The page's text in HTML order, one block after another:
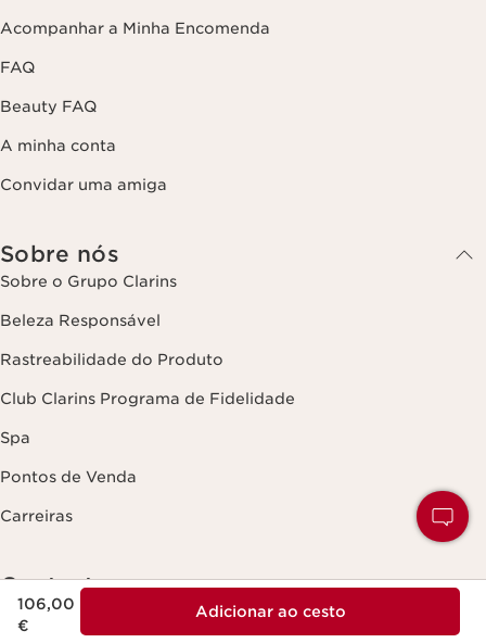
106,00
€
Adicionar ao cesto
Acompanhar a Minha Encomenda
FAQ
Beauty FAQ
A minha conta
Convidar uma amiga
Sobre nós
Sobre o Grupo Clarins
Beleza Responsável
Rastreabilidade do Produto
Club Clarins Programa de Fidelidade
Spa
Pontos de Venda
Carreiras
Contacte-nos
Enviar uma mensagem